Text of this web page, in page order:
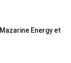
Energy et